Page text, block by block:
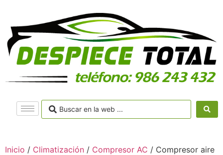
Inicio / Climatización / Compresor AC / Compresor aire